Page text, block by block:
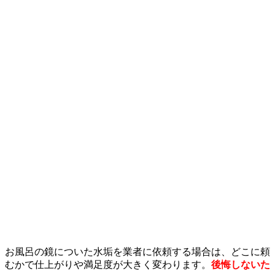
お風呂の鏡についた水垢を業者に依頼する場合は、どこに頼
むかで仕上がりや満足度が大きく変わります。 後悔しないた